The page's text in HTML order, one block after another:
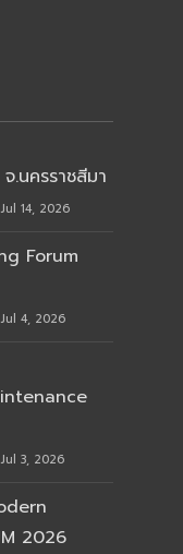
นครราชสีมา
14, 2026
Forum
4, 2026
3, 2026
2026